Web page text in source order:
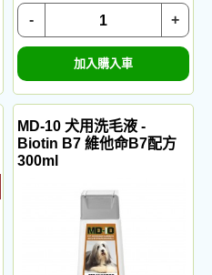
+
-
加入購入車
MD-10 犬用洗毛液 -
Biotin B7 維他命B7配方
300ml